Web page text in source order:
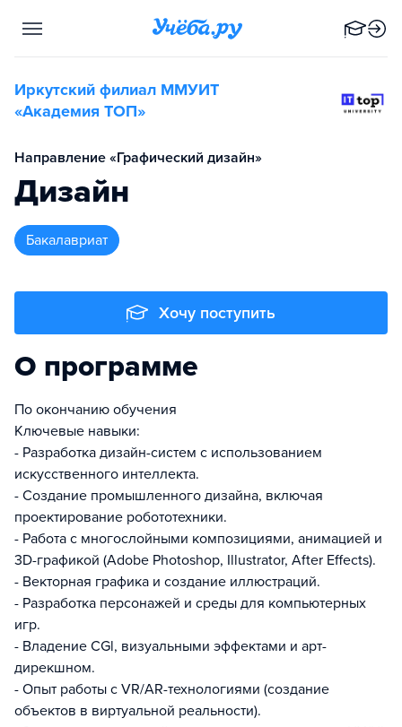
Иркутский филиал ММУИТ
«Академия ТОП»
Направление «Графический дизайн»
Дизайн
бакалавриат
Хочу поступить
О программе
По окончанию обучения
Ключевые навыки:
- Разработка дизайн-систем с использованием
искусственного интеллекта.
- Создание промышленного дизайна, включая
проектирование робототехники.
- Работа с многослойными композициями, анимацией и
3D-графикой (Adobe Photoshop, Illustrator, After Effects).
- Векторная графика и создание иллюстраций.
- Разработка персонажей и среды для компьютерных
игр.
- Владение СGl, визуальными эффектами и арт-
дирекшном.
- Опыт работы с VR/AR-технологиями (создание
объектов в виртуальной реальности).